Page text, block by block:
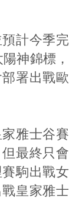
計今季完
神錦標，
署出戰歐
雅士谷賽
最終只會
駒出戰女
皇家雅士